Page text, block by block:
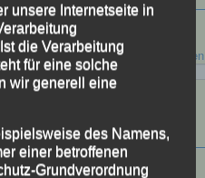
von der
Suchen
unsere Internetseite in
die Verarbeitung
für eine solche
wir generell eine
des Namens,
einer betroffenen
Grundverordnung